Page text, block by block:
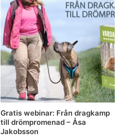
Gratis webinar: Från dragkamp
till drömpromenad – Åsa
Jakobsson